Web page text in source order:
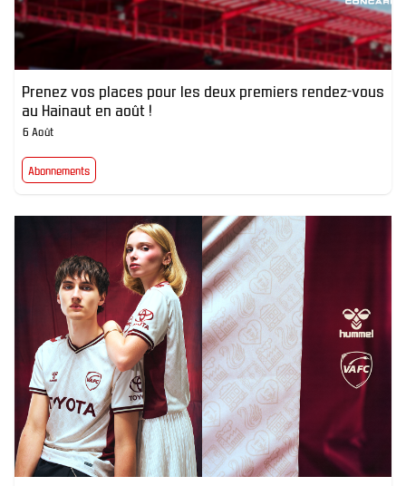
Prenez vos places pour les deux premiers rendez-vous
au Hainaut en août !
6 Août
Abonnements